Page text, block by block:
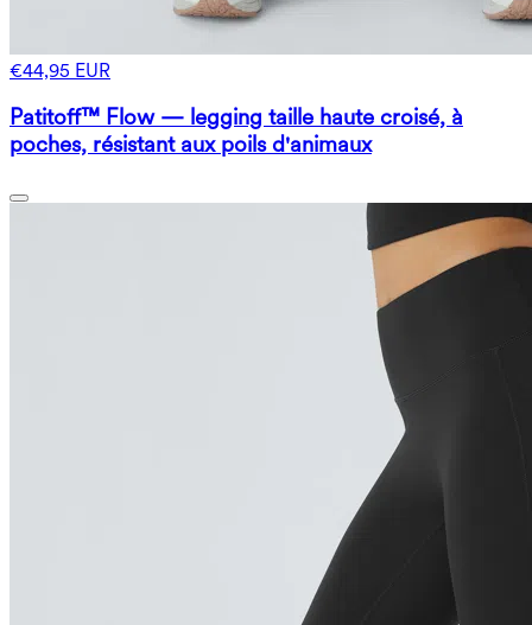
€44,95 EUR
Patitoff™ Flow — legging taille haute croisé, à
poches, résistant aux poils d'animaux